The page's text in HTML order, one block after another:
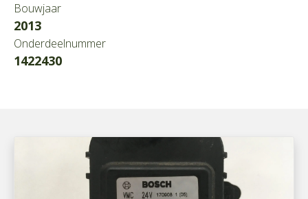
Bouwjaar
2013
Onderdeelnummer
1422430